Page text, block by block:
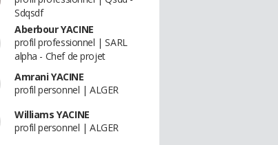
Sdqsdf
Aberbour YACINE
profil professionnel | SARL
alpha - Chef de projet
Amrani YACINE
profil personnel | ALGER
Williams YACINE
profil personnel | ALGER